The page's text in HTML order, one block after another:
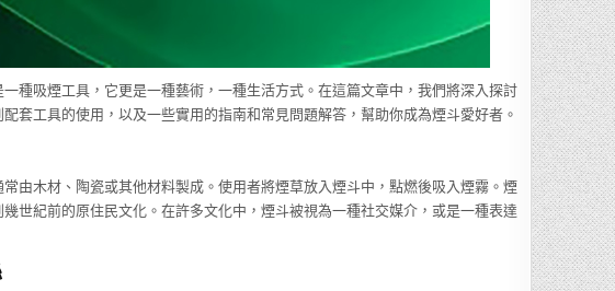
種吸煙工具，它更是一種藝術，一種生活方式。在這篇文章中，我們將深入探討
套工具的使用，以及一些實用的指南和常見問題解答，幫助你成為煙斗愛好者。
由木材、陶瓷或其他材料製成。使用者將煙草放入煙斗中，點燃後吸入煙霧。煙
世紀前的原住民文化。在許多文化中，煙斗被視為一種社交媒介，或是一種表達